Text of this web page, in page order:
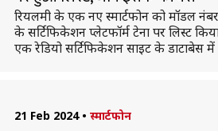
रियलमी के एक नए स्मार्टफोन को मॉडल
के सर्टिफिकेशन प्लेटफॉर्म टेना पर लिस्ट
एक रेडियो सर्टिफिकेशन साइट के डाटाबेस में
21 Feb 2024 • स्मार्टफोन